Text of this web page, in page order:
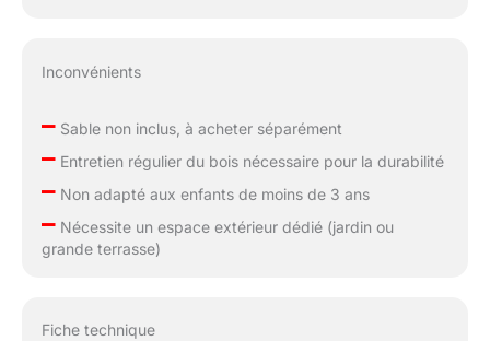
Inconvénients
–Sable non inclus, à acheter séparément
–Entretien régulier du bois nécessaire pour la durabilité
–Non adapté aux enfants de moins de 3 ans
–Nécessite un espace extérieur dédié (jardin ou
grande terrasse)
Fiche technique